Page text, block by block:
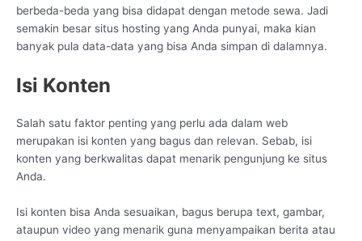
berbeda-beda yang bisa didapat dengan metode sewa. Jadi
semakin besar situs hosting yang Anda punyai, maka kian
banyak pula data-data yang bisa Anda simpan di dalamnya.
Isi Konten
Salah satu faktor penting yang perlu ada dalam web
merupakan isi konten yang bagus dan relevan. Sebab, isi
konten yang berkwalitas dapat menarik pengunjung ke situs
Anda.
Isi konten bisa Anda sesuaikan, bagus berupa text, gambar,
ataupun video yang menarik guna menyampaikan berita atau